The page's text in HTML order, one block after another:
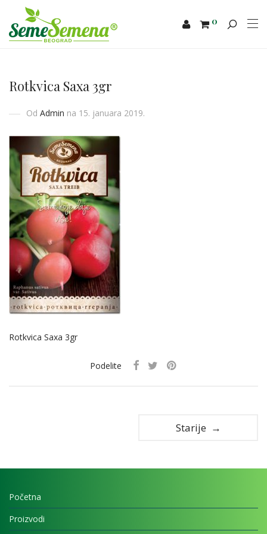
0
Rotkvica Saxa 3gr
Od Admin na 15. januara 2019.
Rotkvica Saxa 3gr
Podelite
Starije →
Početna
Proizvodi